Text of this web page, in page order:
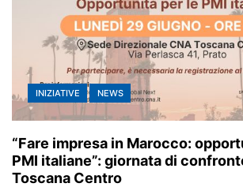
INIZIATIVE NEWS
“Fare impresa in Marocco:
PMI italiane”: giornata di
Toscana Centro